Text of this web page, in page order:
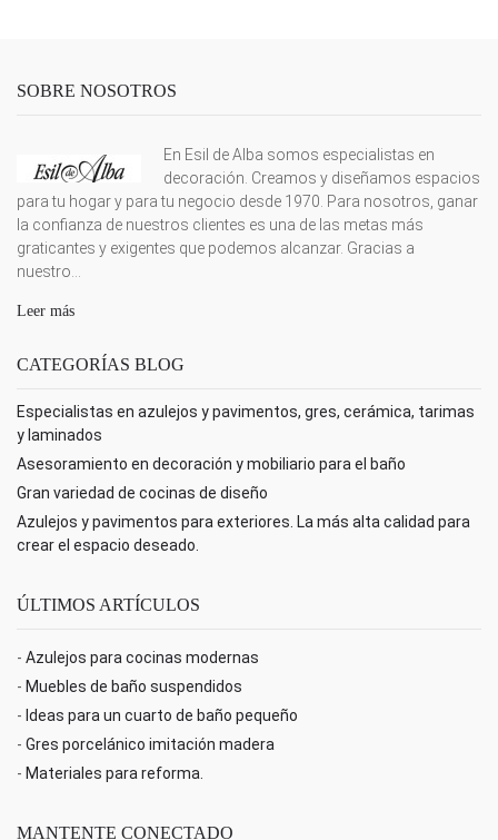
SOBRE NOSOTROS
En Esil de Alba somos especialistas en
decoración. Creamos y diseñamos espacios
para tu hogar y para tu negocio desde 1970. Para nosotros, ganar
la confianza de nuestros clientes es una de las metas más
graticantes y exigentes que podemos alcanzar. Gracias a
nuestro...
Leer más
CATEGORÍAS BLOG
Especialistas en azulejos y pavimentos, gres, cerámica, tarimas
y laminados
Asesoramiento en decoración y mobiliario para el baño
Gran variedad de cocinas de diseño
Azulejos y pavimentos para exteriores. La más alta calidad para
crear el espacio deseado.
ÚLTIMOS ARTÍCULOS
- Azulejos para cocinas modernas
- Muebles de baño suspendidos
- Ideas para un cuarto de baño pequeño
- Gres porcelánico imitación madera
- Materiales para reforma.
MANTENTE CONECTADO